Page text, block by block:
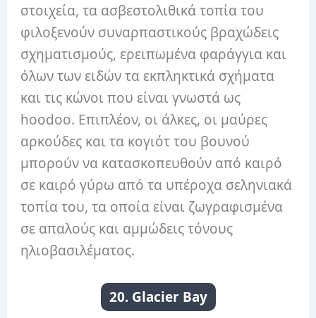
στοιχεία, τα ασβεστολιθικά τοπία του
φιλοξενούν συναρπαστικούς βραχώδεις
σχηματισμούς, ερειπωμένα φαράγγια και
όλων των ειδών τα εκπληκτικά σχήματα
και τις κώνοι που είναι γνωστά ως
hoodoo. Επιπλέον, οι άλκες, οι μαύρες
αρκούδες και τα κογιότ του βουνού
μπορούν να κατασκοπευθούν από καιρό
σε καιρό γύρω από τα υπέροχα σεληνιακά
τοπία του, τα οποία είναι ζωγραφισμένα
σε απαλούς και αμμώδεις τόνους
ηλιοβασιλέματος.
20. Glacier Bay